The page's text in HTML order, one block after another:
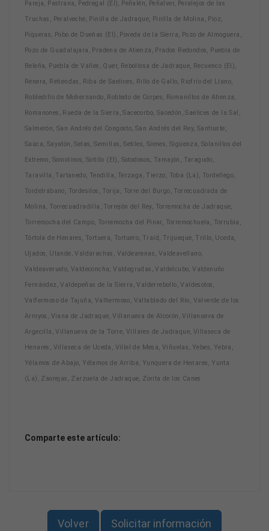
Pareja, Pastrana, Pedregal (El), Peñalén, Peñalver, Peralejos de las
Truchas, Peralveche, Pinilla de Jadraque, Pinilla de Molina, Pioz,
Piqueras, Pobo de Dueñas (El), Poveda de la Sierra, Pozo de Almoguera,
Pozo de Guadalajara, Prádena de Atienza, Prados Redondos, Puebla de
Beleña, Puebla de Valles, Quer, Rebollosa de Jadraque, Recuenco (El),
Renera, Retiendas, Riba de Saelices, Rillo de Gallo, Riofrío del Llano,
Robledillo de Mohernando, Robledo de Corpes, Romanillos de Atienza,
Romanones, Rueda de la Sierra, Sacecorbo, Sacedón, Saelices de la Sal,
Salmerón, San Andrés del Congosto, San Andrés del Rey, Santiuste,
Saúca, Sayatón, Selas, Semillas, Setiles, Sienes, Sigüenza, Solanillos del
Extremo, Somolinos, Sotillo (El), Sotodosos, Tamajón, Taragudo,
Taravilla, Tartanedo, Tendilla, Terzaga, Tierzo, Toba (La), Tordellego,
Tordelrábano, Tordesilos, Torija, Torre del Burgo, Torrecuadrada de
Molina, Torrecuadradilla, Torrejón del Rey, Torremocha de Jadraque,
Torremocha del Campo, Torremocha del Pinar, Torremochuela, Torrubia,
Tórtola de Henares, Tortuera, Tortuero, Traíd, Trijueque, Trillo, Uceda,
Ujados, Utande, Valdarachas, Valdearenas, Valdeavellano,
Valdeaveruelo, Valdeconcha, Valdegrudas, Valdelcubo, Valdenuño
Fernández, Valdepeñas de la Sierra, Valderrebollo, Valdesotos,
Valfermoso de Tajuña, Valhermoso, Valtablado del Río, Valverde de los
Arroyos, Viana de Jadraque, Villanueva de Alcorón, Villanueva de
Argecilla, Villanueva de la Torre, Villares de Jadraque, Villaseca de
Henares, Villaseca de Uceda, Villel de Mesa, Viñuelas, Yebes, Yebra,
Yélamos de Abajo, Yélamos de Arriba, Yunquera de Henares, Yunta
(La), Zaorejas, Zarzuela de Jadraque, Zorita de los Canes
Comparte este artículo:
Volver Solicitar información